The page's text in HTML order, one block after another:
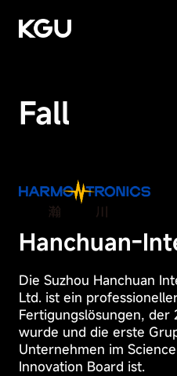
CMS-Content-
B2B/B2C-
E-Learning-System
Produktempfehlung
Fall
Hanchuan-
Die Suzhou Hanchuan
Ltd. ist ein
Fertigungslösungen,
wurde und die erste
Unternehmen im
Innovation Board ist.
Privacy
Preference
Center
Ihre
Diese
Cookies